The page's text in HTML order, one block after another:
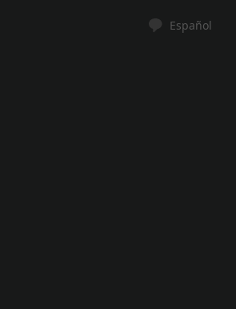
Español